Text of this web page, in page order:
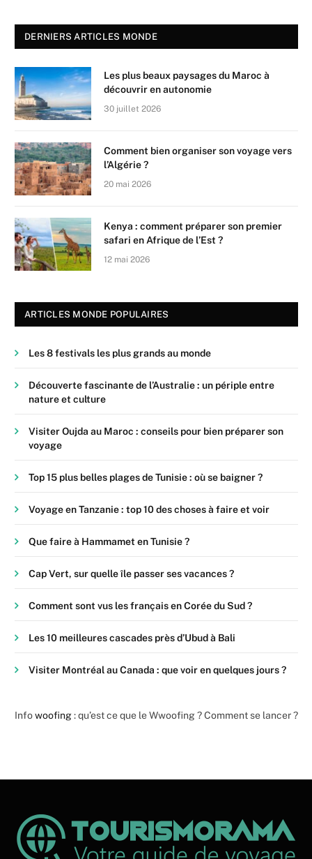
DERNIERS ARTICLES MONDE
Les plus beaux paysages du Maroc à
découvrir en autonomie
30 juillet 2026
Comment bien organiser son voyage vers
l’Algérie ?
20 mai 2026
Kenya : comment préparer son premier
safari en Afrique de l’Est ?
12 mai 2026
ARTICLES MONDE POPULAIRES
Les 8 festivals les plus grands au monde
Découverte fascinante de l’Australie : un périple entre
nature et culture
Visiter Oujda au Maroc : conseils pour bien préparer son
voyage
Top 15 plus belles plages de Tunisie : où se baigner ?
Voyage en Tanzanie : top 10 des choses à faire et voir
Que faire à Hammamet en Tunisie ?
Cap Vert, sur quelle île passer ses vacances ?
Comment sont vus les français en Corée du Sud ?
Les 10 meilleures cascades près d’Ubud à Bali
Visiter Montréal au Canada : que voir en quelques jours ?
Infowoofing: qu’est ce que le Wwoofing ? Comment se lancer ?